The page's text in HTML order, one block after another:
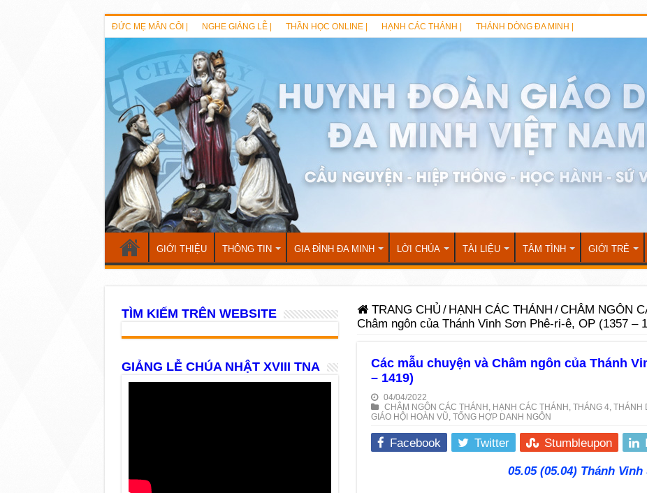
ĐỨC MẸ MÂN CÔI | NGHE GIẢNG LỄ | THẦN HỌC ONLINE | HẠNH CÁC THÁNH | THÁNH DÒNG ĐA MINH |
GIỚI THIỆU THÔNG TIN GIA ĐÌNH ĐA MINH LỜI CHÚA TÀI LIỆU TÂM TÌNH GIỚI TRẺ
TRANG CHỦ / HẠNH CÁC THÁNH /CHÂM NGÔN
Châm ngôn của Thánh Vinh Sơn Phê-ri-ê, OP (1357 –
Các mẫu chuyện và Châm ngôn của Thánh
– 1419)
04/04/2022
CHÂM NGÔN CÁC THÁNH , HẠNH CÁC THÁNH , THÁNG 4, THÁNH
GIÁO HỘI HOÀN VŨ, TỔNG HỢP DANH NGÔN
Facebook Twitter Stumbleupon
05.05 (05.04) Thánh
TÌM KIẾM TRÊN WEBSITE
GIẢNG LỄ CHÚA NHẬT XVIII TNA